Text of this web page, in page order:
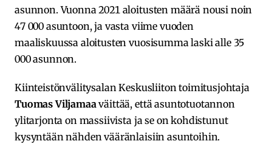
asunnon. Vuonna 2021 aloitusten määrä nousi noin
47 000 asuntoon, ja vasta viime vuoden
maaliskuussa aloitusten vuosisumma laski alle 35
000 asunnon.
Kiinteistönvälitysalan Keskusliiton toimitusjohtaja
Tuomas Viljamaa väittää, että asuntotuotannon
ylitarjonta on massiivista ja se on kohdistunut
kysyntään nähden vääränlaisiin asuntoihin.